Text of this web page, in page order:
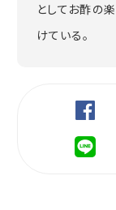
としてお酢の
けている。